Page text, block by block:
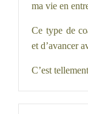
ma vie en
Ce type de
et d’avancer
C’est